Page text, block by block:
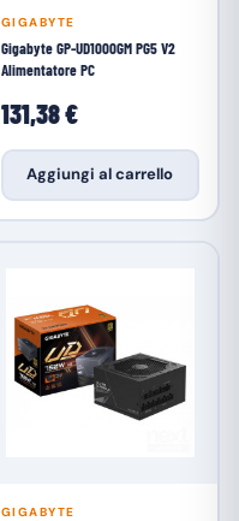
GIGABYTE
Gigabyte GP-UD1000GM PG5 V2
Alimentatore PC
131,38 €
Aggiungi al carrello
GIGABYTE